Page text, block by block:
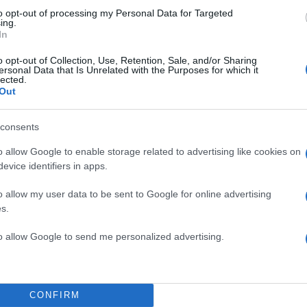
opt-out of processing my Personal Data for Targeted
opt-out of Collection, Use, Retention, Sale, and/or Sharing
Data that Is Unrelated with the Purposes for which it
allow Google to enable storage related to advertising like cookies on
identifiers in apps.
allow my user data to be sent to Google for online advertising
allow Google to send me personalized advertising.
CONFIRM
19:46
«Λήξαν» το θέμα στο
Αυγενάκη, λέει ο
Ανακάλεσε τη μήνυση